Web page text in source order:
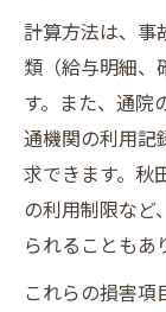
計算方法は、事
類（給与明細、
す。また、通院
通機関の利用記
求できます。秋
の利用制限など
られることもあ
これらの損害